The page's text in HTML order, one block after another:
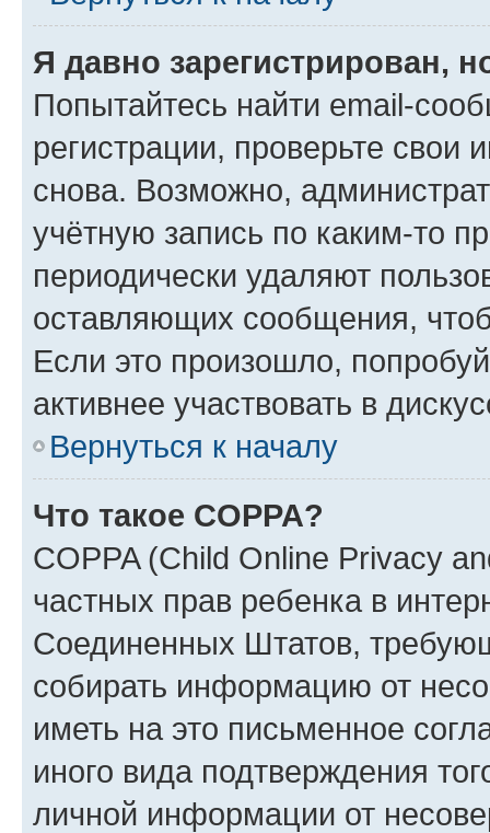
Я давно зарегистрирован,
Попытайтесь найти email-
регистрации, проверьте свои
снова. Возможно,
учётную запись по каким-то
периодически удаляют
оставляющих сообщения,
Если это произошло,
активнее участвовать в
Вернуться к началу
Что такое COPPA?
COPPA (Child Online Privacy
частных прав ребенка в
Соединенных Штатов,
собирать информацию от
иметь на это письменное
иного вида подтверждения
личной информации от